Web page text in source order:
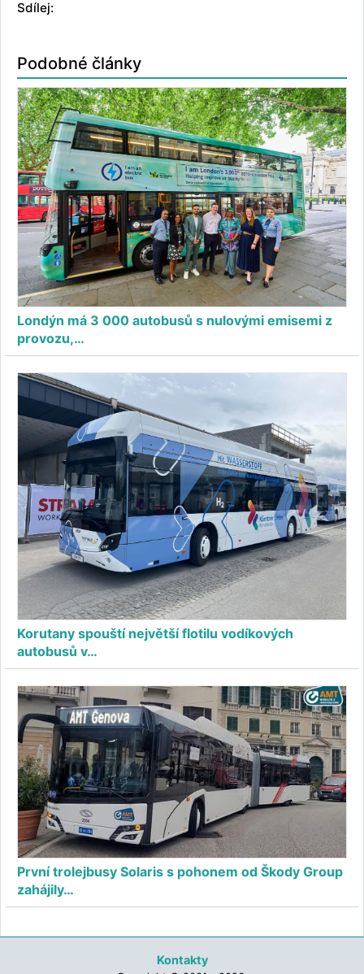
Sdílej:
Podobné články
Londýn má 3 000 autobusů s nulovými emisemi z
provozu,…
Korutany spouští největší flotilu vodíkových
autobusů v…
První trolejbusy Solaris s pohonem od Škody Group
zahájily…
Kontakty